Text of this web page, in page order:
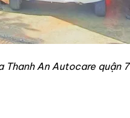
Thanh An Autocare quận 7